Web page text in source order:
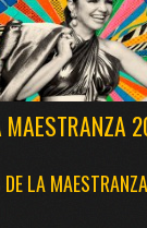
MAESTRANZA
LA